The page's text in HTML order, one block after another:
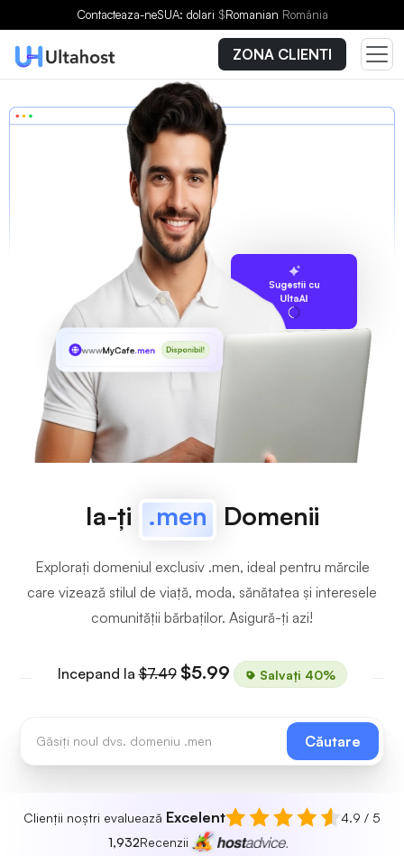
Contacteaza-neSUA: dolari $Romanian România
ZONA CLIENTI
Sugestii cu
UltaAI
wwwMyCafe.men Disponibil!
Ia-ți .men Domenii
Explorați domeniul exclusiv .men, ideal pentru mărcile
care vizează stilul de viață, moda, sănătatea și interesele
comunității bărbaților. Asigură-ți azi!
Incepand la$7.49 $5.99 Salvați 40%
Căutare
Clienții noștri evaluează Excelent
4.9 / 5
1,932Recenzii